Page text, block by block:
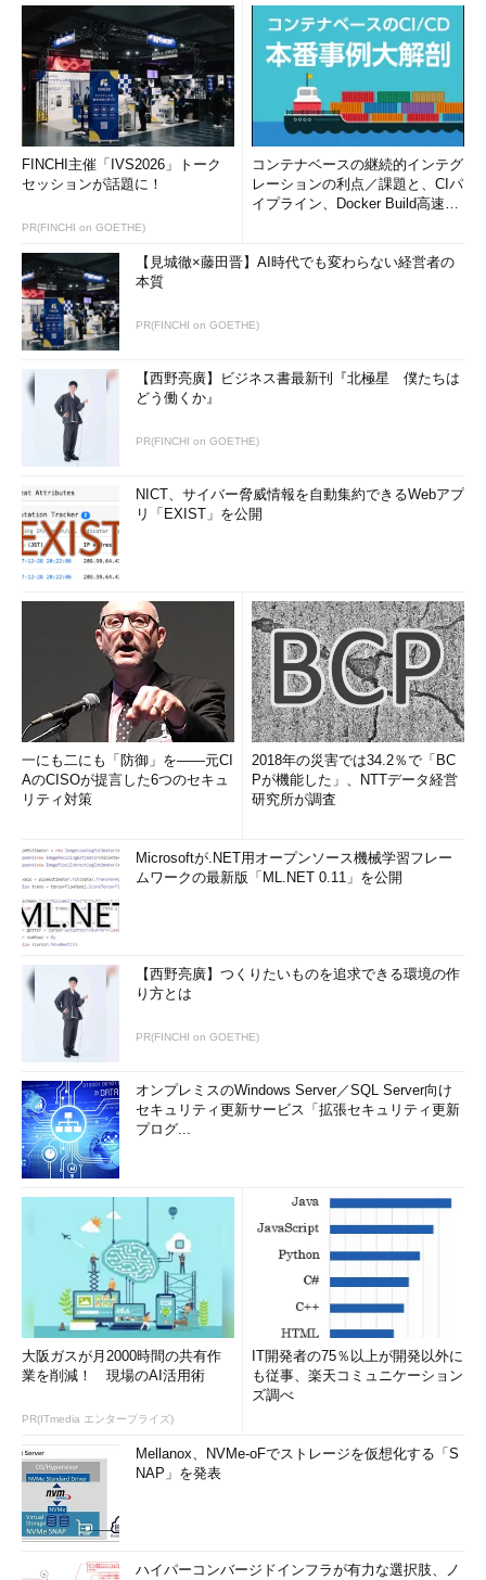
FINCHI主催「IVS2026」トーク
セッションが話題に！
PR(FINCHI on GOETHE)
コンテナベースの継続的インテグ
レーションの利点／課題と、CIパ
イプライン、Docker Build高速化
【見城徹×藤田晋】AI時代でも変わらない経営者の
本質
PR(FINCHI on GOETHE)
【西野亮廣】ビジネス書最新刊『北極星 僕たちは
どう働くか』
PR(FINCHI on GOETHE)
NICT、サイバー脅威情報を自動集約できるWebアプ
リ「EXIST」を公開
一にも二にも「防御」を――元CI
AのCISOが提言した6つのセキュ
リティ対策
2018年の災害では34.2％で「BC
Pが機能した」、NTTデータ経営
研究所が調査
Microsoftが.NET用オープンソース機械学習フレー
ムワークの最新版「ML.NET 0.11」を公開
【西野亮廣】つくりたいものを追求できる環境の作
り方とは
PR(FINCHI on GOETHE)
オンプレミスのWindows Server／SQL Server向け
セキュリティ更新サービス「拡張セキュリティ更新
プログ...
大阪ガスが月2000時間の共有作
業を削減！ 現場のAI活用術
PR(ITmedia エンタープライズ)
IT開発者の75％以上が開発以外に
も従事、楽天コミュニケーション
ズ調べ
Mellanox、NVMe-oFでストレージを仮想化する「S
NAP」を発表
ハイパーコンバージドインフラが有力な選択肢、ノ